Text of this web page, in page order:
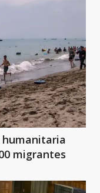
humanitaria
migrantes